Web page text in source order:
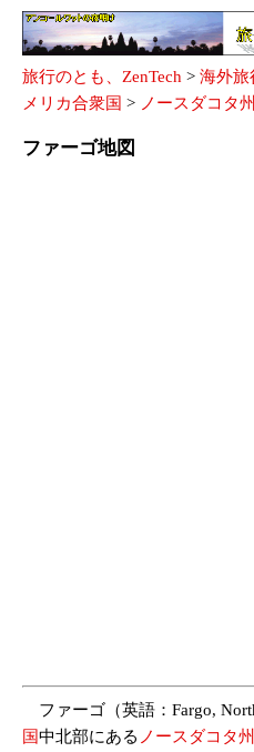
旅行のとも、ZenTech > 海外旅
メリカ合衆国 > ノースダコタ州
ファーゴ地図
ファーゴ（英語：Fargo,
国中北部にある ノースダコタ州